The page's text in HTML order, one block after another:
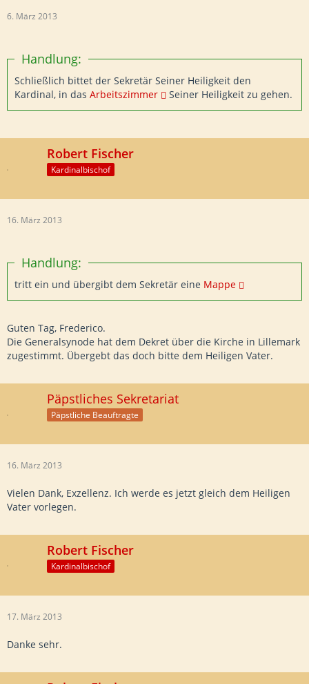
6. März 2013
Handlung:
Schließlich bittet der Sekretär Seiner Heiligkeit den
Kardinal, in das Arbeitszimmer Seiner Heiligkeit zu gehen.
Robert Fischer
Kardinalbischof
16. März 2013
Handlung:
tritt ein und übergibt dem Sekretär eine Mappe
Guten Tag, Frederico.
Die Generalsynode hat dem Dekret über die Kirche in Lillemark
zugestimmt. Übergebt das doch bitte dem Heiligen Vater.
Päpstliches Sekretariat
Päpstliche Beauftragte
16. März 2013
Vielen Dank, Exzellenz. Ich werde es jetzt gleich dem Heiligen
Vater vorlegen.
Robert Fischer
Kardinalbischof
17. März 2013
Danke sehr.